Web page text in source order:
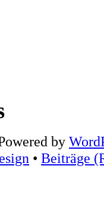
by
• Beiträge